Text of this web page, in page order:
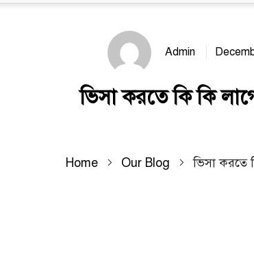
Admin
ভিসা করতে কি কি
Home Our Blog ভিসা করতে